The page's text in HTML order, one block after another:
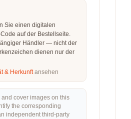
Sie einen digitalen
auf der Bestellseite.
Händler — nicht der
dienen nur der
& Herkunftansehen
cover images on this
the corresponding
independent third-party